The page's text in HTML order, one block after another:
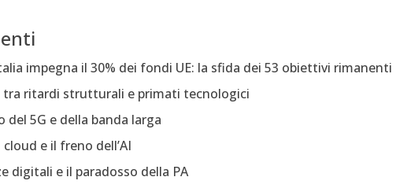
impegna il 30% dei fondi UE: la sfida dei 53 obiettivi rimanenti
tra ritardi strutturali e primati tecnologici
5G e della banda larga
cloud e il freno dell’AI
digitali e il paradosso della PA